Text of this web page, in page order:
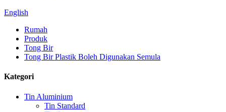
English
Rumah
Produk
Tong Bir
Tong Bir Plastik Boleh Digunakan Semula
Kategori
Tin Aluminium
Tin Standard